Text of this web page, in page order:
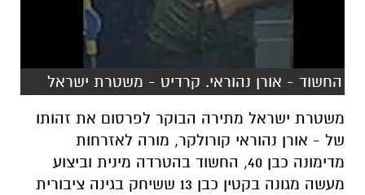
החשוד - אורן נהוראי. קרדיט - משטרת ישראל
משטרת ישראל מתירה הבוקר לפרסום את זהותו
של - אורן נהוראי קורולקר, מורה לאזרחות
מדימונה כבן 40, החשוד בהטרדה מינית וביצוע
מעשה מגונה בקטין כבן 13 ששיחק בגינה ציבורית